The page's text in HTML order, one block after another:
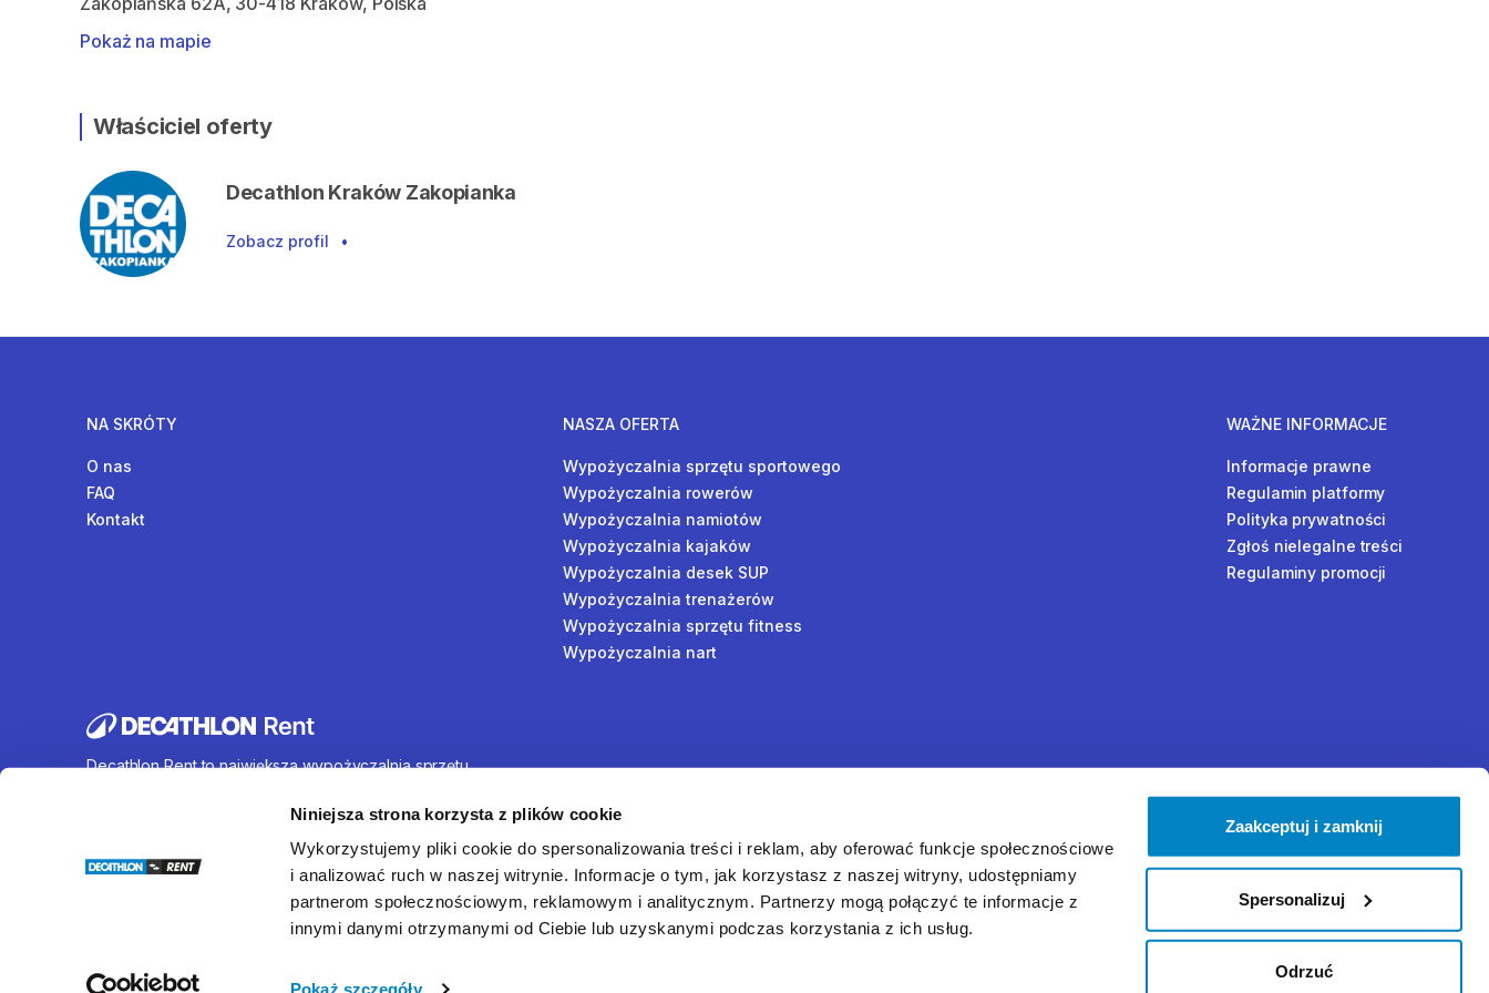
Niniejsza strona korzysta z plików cookie
Wykorzystujemy pliki cookie do spersonalizowania treści i reklam, aby oferować funkcje społecznościowe
i analizować ruch w naszej witrynie. Informacje o tym, jak korzystasz z naszej witryny, udostępniamy
partnerom społecznościowym, reklamowym i analitycznym. Partnerzy mogą połączyć te informacje z
innymi danymi otrzymanymi od Ciebie lub uzyskanymi podczas korzystania z ich usług.
Pokaż szczegóły
Zaakceptuj i zamknij
Spersonalizuj
Odrzuć
Pokaż na mapie
Właściciel oferty
Decathlon Kraków Zakopianka
Zobacz profil •
NA SKRÓTY
O nas
FAQ
Kontakt
NASZA OFERTA
Wypożyczalnia sprzętu sportowego
Wypożyczalnia rowerów
Wypożyczalnia namiotów
Wypożyczalnia kajaków
Wypożyczalnia desek SUP
Wypożyczalnia trenażerów
Wypożyczalnia sprzętu fitness
Wypożyczalnia nart
WAŻNE INFORMACJE
Informacje prawne
Regulamin platformy
Polityka prywatności
Zgłoś nielegalne treści
Regulaminy promocji
Decathlon Rent to największa wypożyczalnia sprzętu
wynajem rowerów, sprzętu turystycznego, sprzętu do